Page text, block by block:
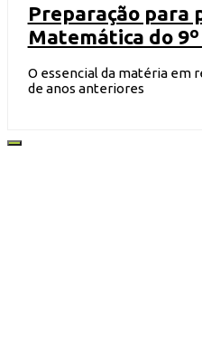
Preparação para
Matemática do
O essencial da matéria em
de anos anteriores